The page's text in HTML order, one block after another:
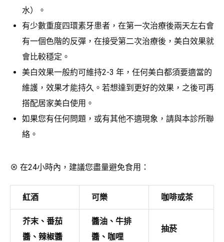
水）。
有少數重度四環素牙患者，在第一次治療後兩天左右會
有一個色階的反彈，在接受第二次治療後，美白效果就
會比較穩定。
美白效果一般約可維持2-3 年，任何美白都須要適當的
維護，效果才能持久。若想達到更好的效果，之後可再
搭配居家美白使用。
如果您有任何問題，或有其他不適現象，請與本診所聯
絡。
⊗ 在24小時內，建議您盡量避免食用：
紅酒 可樂 咖啡或茶
芥末、番茄
醬、辣椒醬
醬油、牛排
醬、咖哩
抽菸